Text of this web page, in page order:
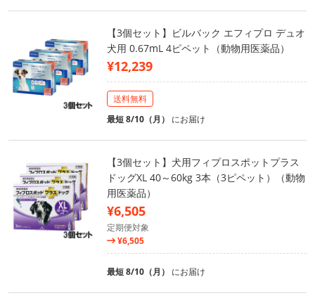
【3個セット】ビルバック エフィプロ デュオ
犬用 0.67mL 4ピペット（動物用医薬品）
¥12,239
送料無料
最短 8/10（月） にお届け
【3個セット】犬用フィプロスポットプラス
ドッグXL 40～60kg 3本（3ピペット）（動物
用医薬品）
¥6,505
定期便対象
¥6,505
最短 8/10（月） にお届け